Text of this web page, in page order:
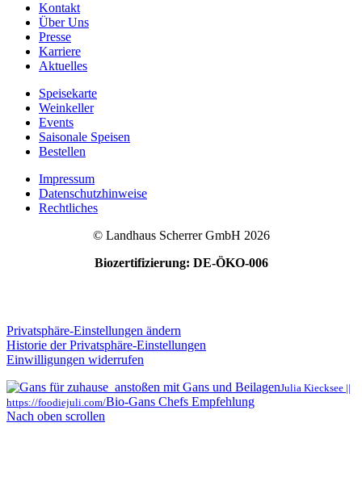
Kontakt
Über Uns
Presse
Karriere
Aktuelles
Speisekarte
Weinkeller
Events
Saisonale Speisen
Bestellen
Impressum
Datenschutzhinweise
Rechtliches
© Landhaus Scherrer GmbH 2026
Biozertifizierung: DE-ÖKO-006
Privatsphäre-Einstellungen ändern
Historie der Privatsphäre-Einstellungen
Einwilligungen widerrufen
Julia Kiecksee ||
https://foodiejuli.com/Bio-Gans Chefs Empfehlung
Nach oben scrollen